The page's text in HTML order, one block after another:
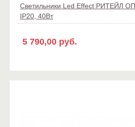
Светильники Led Effect РИТЕЙЛ
IP20, 40Вт
5 790,00 руб.